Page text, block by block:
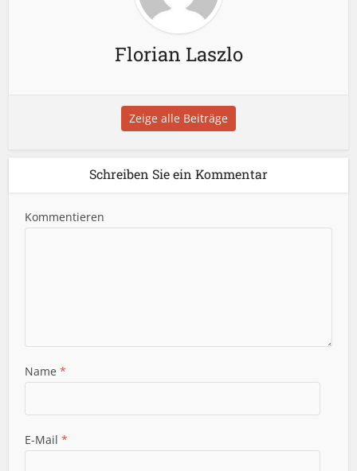
Florian Laszlo
Zeige alle Beiträge
Schreiben Sie ein Kommentar
Kommentieren
Name*
E-Mail*